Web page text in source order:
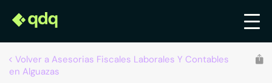
Volver a Asesorias Fiscales Laborales Y Contables
en Alguazas